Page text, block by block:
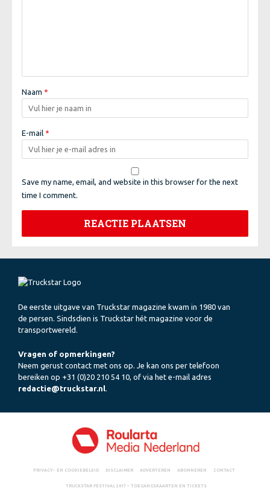
Naam *
E-mail *
Save my name, email, and website in this browser for the next
time I comment.
De eerste uitgave van Truckstar magazine kwam in 1980 van
de persen. Sindsdien is Truckstar hét magazine voor de
transportwereld.
Vragen of opmerkingen?
Neem gerust contact met ons op. Je kan ons per telefoon
bereiken op +31 (0)20 210 54 10, of via het e-mail adres
redactie@truckstar.nl
PRIVACY- EN COOKIEBELEID DISCLAIMER ADVERTEREN ABONNEREN CONTACT
TRUCKSTAR FESTIVAL 2017 – TOEGANGSKAARTEN EN TICKETS